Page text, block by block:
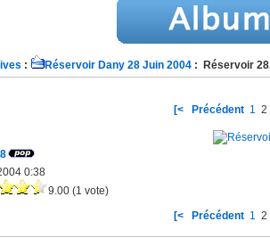
: Réservoir Dany 28 Juin 2004 : Réservoir
[< Précédent 1 2
0:38
9.00 (1 vote)
[<
Précédent 1 2